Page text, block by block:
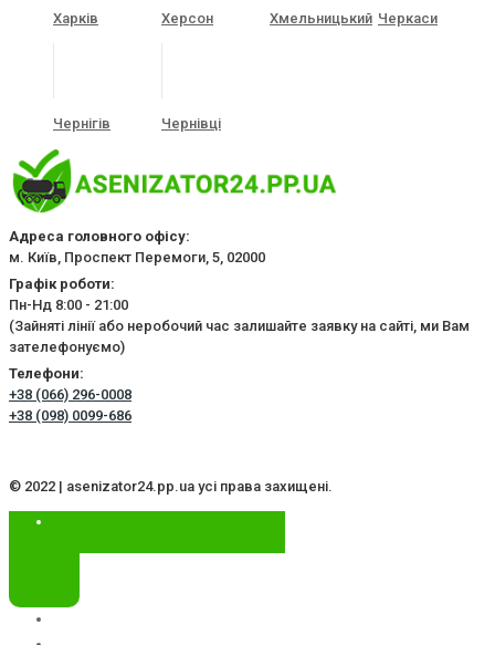
Харків Херсон Хмельницький Черкаси
Чернігів Чернівці
Адреса головного офісу:
м. Київ, Проспект Перемоги, 5, 02000
Графік роботи:
Пн-Нд 8:00 - 21:00
(Зайняті лінії або неробочий час залишайте заявку на сайті, ми Вам
зателефонуємо)
Телефони:
+38 (066) 296-0008
+38 (098) 0099-686
© 2022 | asenizator24.pp.ua усі права захищені.